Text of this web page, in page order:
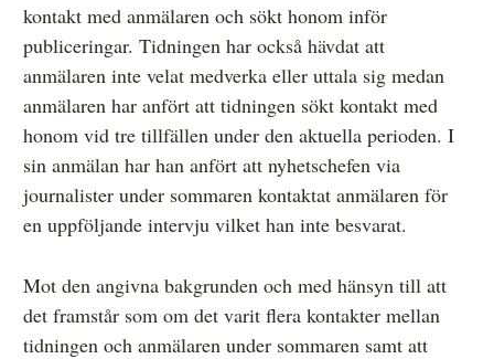
kontakt med anmälaren och sökt honom inför
publiceringar. Tidningen har också hävdat att
anmälaren inte velat medverka eller uttala sig medan
anmälaren har anfört att tidningen sökt kontakt med
honom vid tre tillfällen under den aktuella perioden. I
sin anmälan har han anfört att nyhetschefen via
journalister under sommaren kontaktat anmälaren för
en uppföljande intervju vilket han inte besvarat.
Mot den angivna bakgrunden och med hänsyn till att
det framstår som om det varit flera kontakter mellan
tidningen och anmälaren under sommaren samt att